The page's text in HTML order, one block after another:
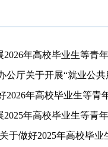
年高校毕业生等青
公厅关于开展“就业公
2026年高校毕业生等青
年高校毕业生等青
于做好2025年高校毕